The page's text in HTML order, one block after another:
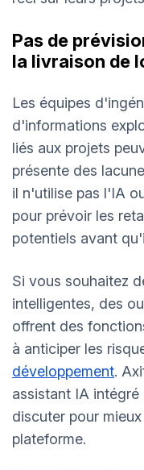
Pas de
la livraison de
Les équipes
d'informations
liés aux projets
présente des
il n'utilise pas l'IA
pour prévoir les
potentiels avant
Si vous souhaitez
intelligentes, des
offrent des
à anticiper les
développement.
assistant IA
discuter pour
plateforme.